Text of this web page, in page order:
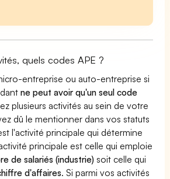
quels codes APE ?
entreprise ou auto-entreprise si
ne peut avoir qu'un seul code
plusieurs activités au sein de votre
dû le mentionner dans vos statuts
l'activité principale qui détermine
principale est celle qui emploie
de salariés (industrie) soit celle qui
d'affaires. Si parmi vos activités